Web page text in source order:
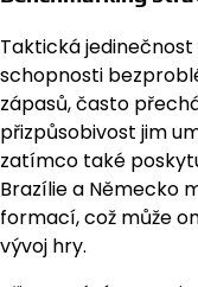
Taktická
schopnosti
zápasů, často
přizpůsobivost jim
zatímco také
Brazílie a Německo
formací, což může
vývoj hry.